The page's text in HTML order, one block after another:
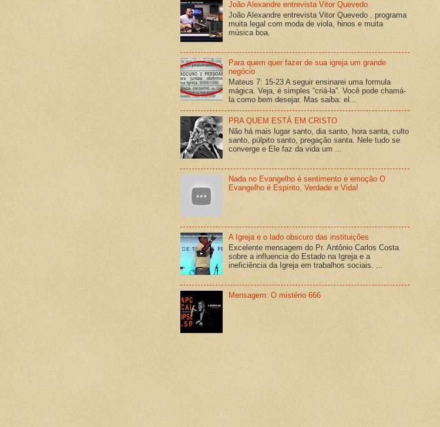
João Alexandre entrevista Vitor Quevedo
João Alexandre entrevista Vitor Quevedo , programa
muita legal com moda de viola, hinos e muita
música boa.
Para quem quer fazer de sua igreja um grande
negócio
Mateus 7: 15-23 A seguir ensinarei uma formula
mágica. Veja, é simples “criá-la”. Você pode chamá-
la como bem desejar. Mas saiba: el...
PRA QUEM ESTÁ EM CRISTO
Não há mais lugar santo, dia santo, hora santa, culto
santo, púlpito santo, pregação santa. Nele tudo se
converge e Ele faz da vida um ...
Nada no Evangelho é sentimento e emoção O
Evangelho é Espírito, Verdade e Vida!
A Igreja e o lado obscuro das instituições
Excelente mensagem do Pr. Antônio Carlos Costa
sobre a influencia do Estado na Igreja e a
ineficiência da Igreja em trabalhos sociais. ...
Mensagem: O mistério 666